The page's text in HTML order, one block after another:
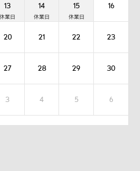
13 14 15 16
20 21 22 23
27 28 29 30
3 4 5 6